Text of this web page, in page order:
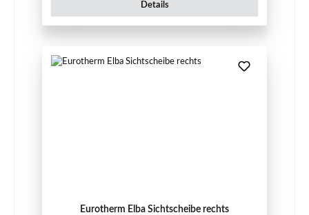
Details
Eurotherm Elba Sichtscheibe rechts